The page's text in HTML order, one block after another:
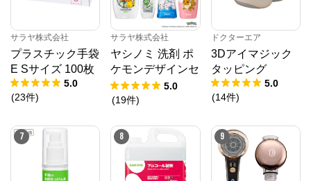
サラヤ株式会社
プラスチック手袋
E Sサイズ 100枚
5.0
(23件)
サラヤ株式会社
ヤシノミ 洗剤 ポ
ケモンデザインセ
ット
5.0
(19件)
ドクターエア
3Dアイマジック
タッピング
5.0
(14件)
7 8 9